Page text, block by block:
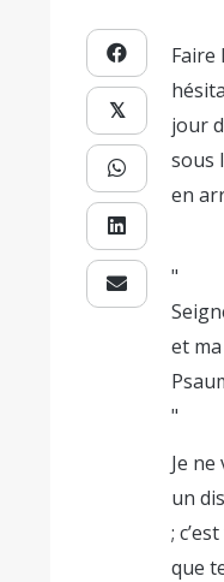
𝕏
Faire
jour
sous
en
et
Je
un
;
que